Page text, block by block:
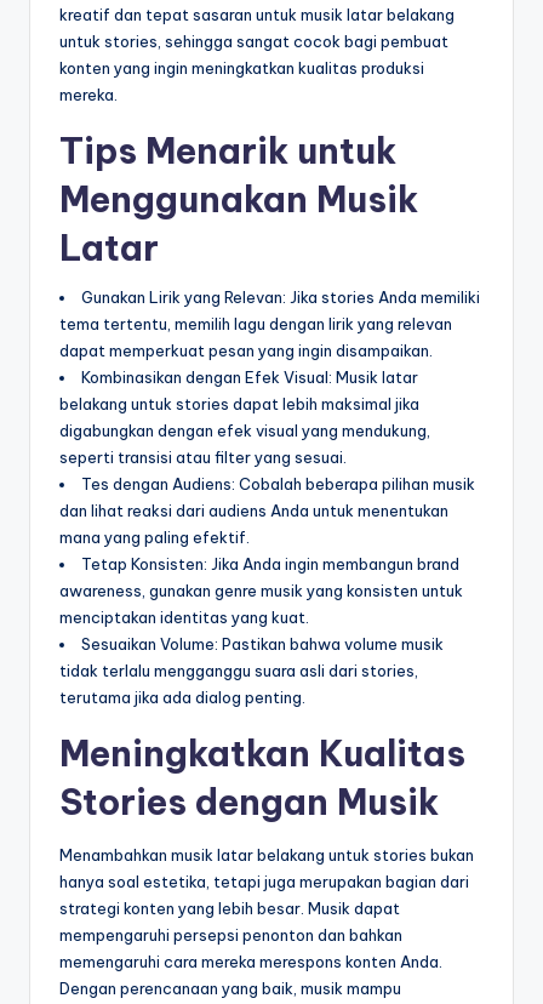
kreatif dan tepat sasaran untuk musik latar belakang
untuk stories, sehingga sangat cocok bagi pembuat
konten yang ingin meningkatkan kualitas produksi
mereka.
Tips Menarik untuk
Menggunakan Musik
Latar
Gunakan Lirik yang Relevan: Jika stories Anda memiliki
tema tertentu, memilih lagu dengan lirik yang relevan
dapat memperkuat pesan yang ingin disampaikan.
Kombinasikan dengan Efek Visual: Musik latar
belakang untuk stories dapat lebih maksimal jika
digabungkan dengan efek visual yang mendukung,
seperti transisi atau filter yang sesuai.
Tes dengan Audiens: Cobalah beberapa pilihan musik
dan lihat reaksi dari audiens Anda untuk menentukan
mana yang paling efektif.
Tetap Konsisten: Jika Anda ingin membangun brand
awareness, gunakan genre musik yang konsisten untuk
menciptakan identitas yang kuat.
Sesuaikan Volume: Pastikan bahwa volume musik
tidak terlalu mengganggu suara asli dari stories,
terutama jika ada dialog penting.
Meningkatkan Kualitas
Stories dengan Musik
Menambahkan musik latar belakang untuk stories bukan
hanya soal estetika, tetapi juga merupakan bagian dari
strategi konten yang lebih besar. Musik dapat
mempengaruhi persepsi penonton dan bahkan
memengaruhi cara mereka merespons konten Anda.
Dengan perencanaan yang baik, musik mampu